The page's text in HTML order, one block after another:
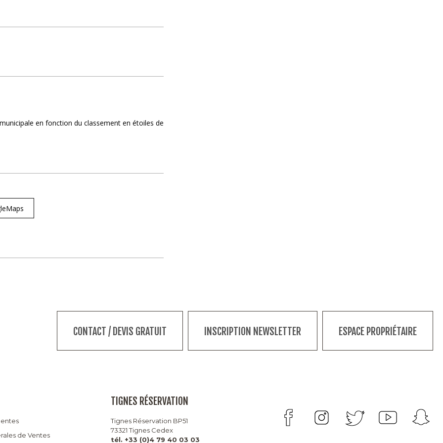
en fonction du classement en étoiles de
CONTACT / DEVIS GRATUIT INSCRIPTION NEWSLETTER ESPACE PROPRIÉTAIRE
de Ventes
TIGNES RÉSERVATION
Tignes Réservation BP51
73321 Tignes Cedex
tél. +33 (0)4 79 40 03 03